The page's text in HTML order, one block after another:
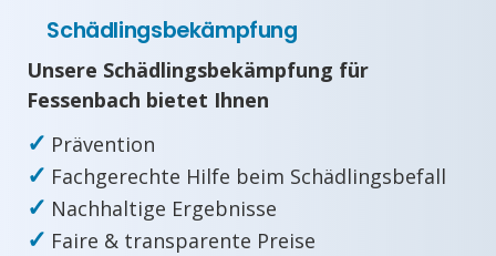
Schädlingsbekämpfung
Unsere Schädlingsbekämpfung für
Fessenbach bietet Ihnen
✓ Prävention
✓ Fachgerechte Hilfe beim Schädlingsbefall
✓ Nachhaltige Ergebnisse
✓ Faire & transparente Preise